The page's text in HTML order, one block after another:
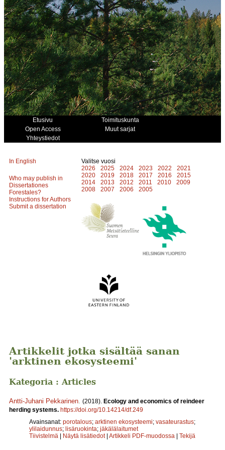
Etusivu
Toimituskunta
Open Access
Muut sarjat
Yhteystiedot
In English
Who may publish in
Dissertationes
Forestales?
Instructions for Authors
Submit a dissertation
Valitse vuosi
2026
2025 2024 2023 2022
2021
2020
2019 2018 2017 2016
2015
2014
2013 2012 2011 2010
2009
2008
2007 2006 2005
Artikkelit jotka sisältää sanan
'arktinen ekosysteemi'
Kategoria : Articles
Antti-Juhani Pekkarinen (2018). Ecology and economics of reindeer
herding systems. https://doi.org/10.14214/df.249
Avainsanat: porotalous; arktinen ekosysteemi; vasateurastus;
ylilaidunnus; lisäruokinta; jäkälälaitumet
Tiivistelmä | Näytä lisätiedot | Artikkeli PDF-muodossa | Tekijä